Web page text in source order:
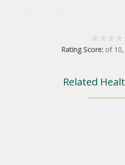
Rating Score: of 10,
Related